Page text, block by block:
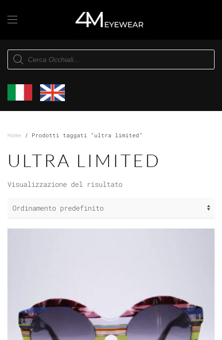
Skip to main content
Products
search
Home / Prodotti taggati “ultra limited”
ULTRA LIMITED
Visualizzazione del risultato